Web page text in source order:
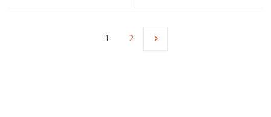
1 2